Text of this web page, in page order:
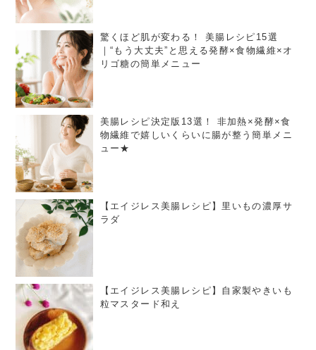
驚くほど肌が変わる！ 美腸レシピ15選
｜“もう大丈夫”と思える発酵×食物繊維×オ
リゴ糖の簡単メニュー
美腸レシピ決定版13選！ 非加熱×発酵×食
物繊維で嬉しいくらいに腸が整う簡単メニ
ュー★
【エイジレス美腸レシピ】里いもの濃厚サ
ラダ
【エイジレス美腸レシピ】自家製やきいも
粒マスタード和え